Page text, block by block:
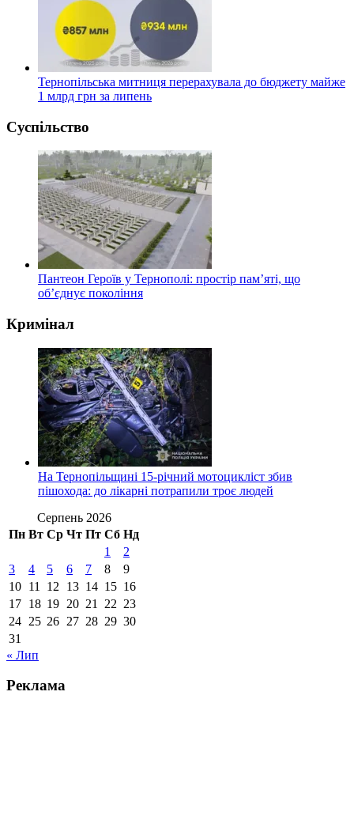
Тернопільська митниця перерахувала до бюджету майже
1 млрд грн за липень
Суспільство
Пантеон Героїв у Тернополі: простір пам’яті, що
об’єднує покоління
Кримінал
На Тернопільщині 15-річний мотоцикліст збив
пішохода: до лікарні потрапили троє людей
Серпень 2026
Пн Вт Ср Чт Пт Сб Нд
1
2
3
4 5 6 7 8
9
10 11 12 13 14 15 16
17 18 19 20 21 22 23
24 25 26 27 28 29 30
31
« Лип
Реклама